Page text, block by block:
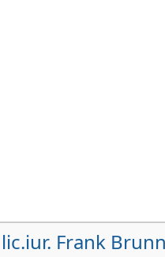
lic.iur. Frank